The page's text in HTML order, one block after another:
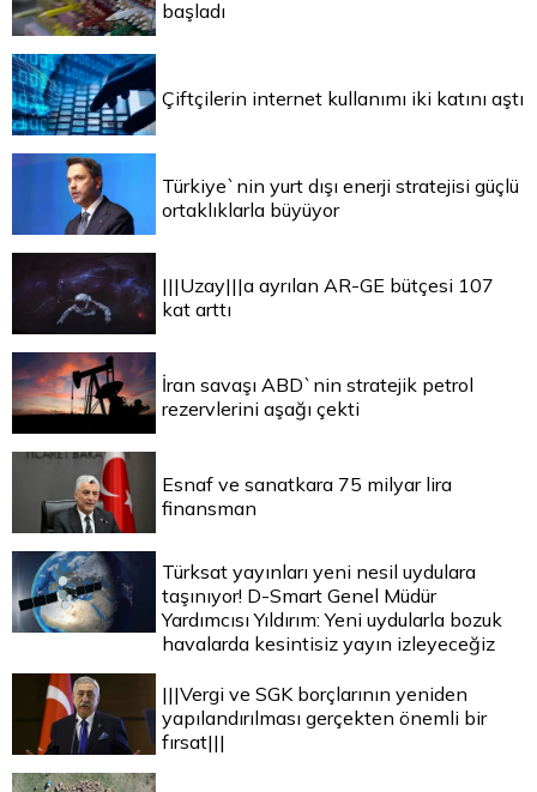
başladı
Çiftçilerin internet kullanımı iki katını aştı
Türkiye`nin yurt dışı enerji stratejisi güçlü
ortaklıklarla büyüyor
|||Uzay|||a ayrılan AR-GE bütçesi 107
kat arttı
İran savaşı ABD`nin stratejik petrol
rezervlerini aşağı çekti
Esnaf ve sanatkara 75 milyar lira
finansman
Türksat yayınları yeni nesil uydulara
taşınıyor! D-Smart Genel Müdür
Yardımcısı Yıldırım: Yeni uydularla bozuk
havalarda kesintisiz yayın izleyeceğiz
|||Vergi ve SGK borçlarının yeniden
yapılandırılması gerçekten önemli bir
fırsat|||